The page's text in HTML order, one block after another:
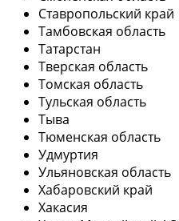
Ставропольский край
Тамбовская область
Татарстан
Тверская область
Томская область
Тульская область
Тыва
Тюменская область
Удмуртия
Ульяновская область
Хабаровский край
Хакасия